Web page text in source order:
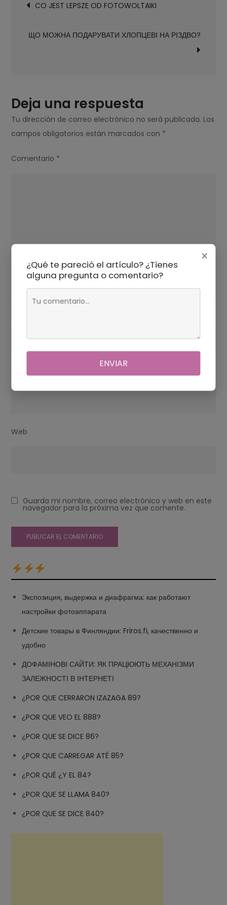
de
entradas
CO JEST LEPSZE OD FOTOWOLTAIKI
ЩО МОЖНА ПОДАРУВАТИ ХЛОПЦЕВІ НА РІЗДВО?
Deja una respuesta
Tu dirección de correo electrónico no será publicada. Los
campos obligatorios están marcados con *
Comentario *
Correo electrónico
Web
Guarda mi nombre, correo electrónico y web en este
navegador para la próxima vez que comente.
Экспозиция, выдержка и диафрагма: как работают
настройки фотоаппарата
Детские товары в Финляндии: Friros.fi, качественно и
удобно
ДОФАМІНОВІ САЙТИ: ЯК ПРАЦЮЮТЬ МЕХАНІЗМИ
ЗАЛЕЖНОСТІ В ІНТЕРНЕТІ
¿POR QUE CERRARON IZAZAGA 89?
¿POR QUE VEO EL 888?
¿POR QUE SE DICE 86?
¿POR QUE CARREGAR ATÉ 85?
¿POR QUÉ ¿Y EL 84?
¿POR QUE SE LLAMA 840?
¿POR QUE SE DICE 840?
×
¿Qué te pareció el artículo? ¿Tienes
alguna pregunta o comentario?
ENVIAR